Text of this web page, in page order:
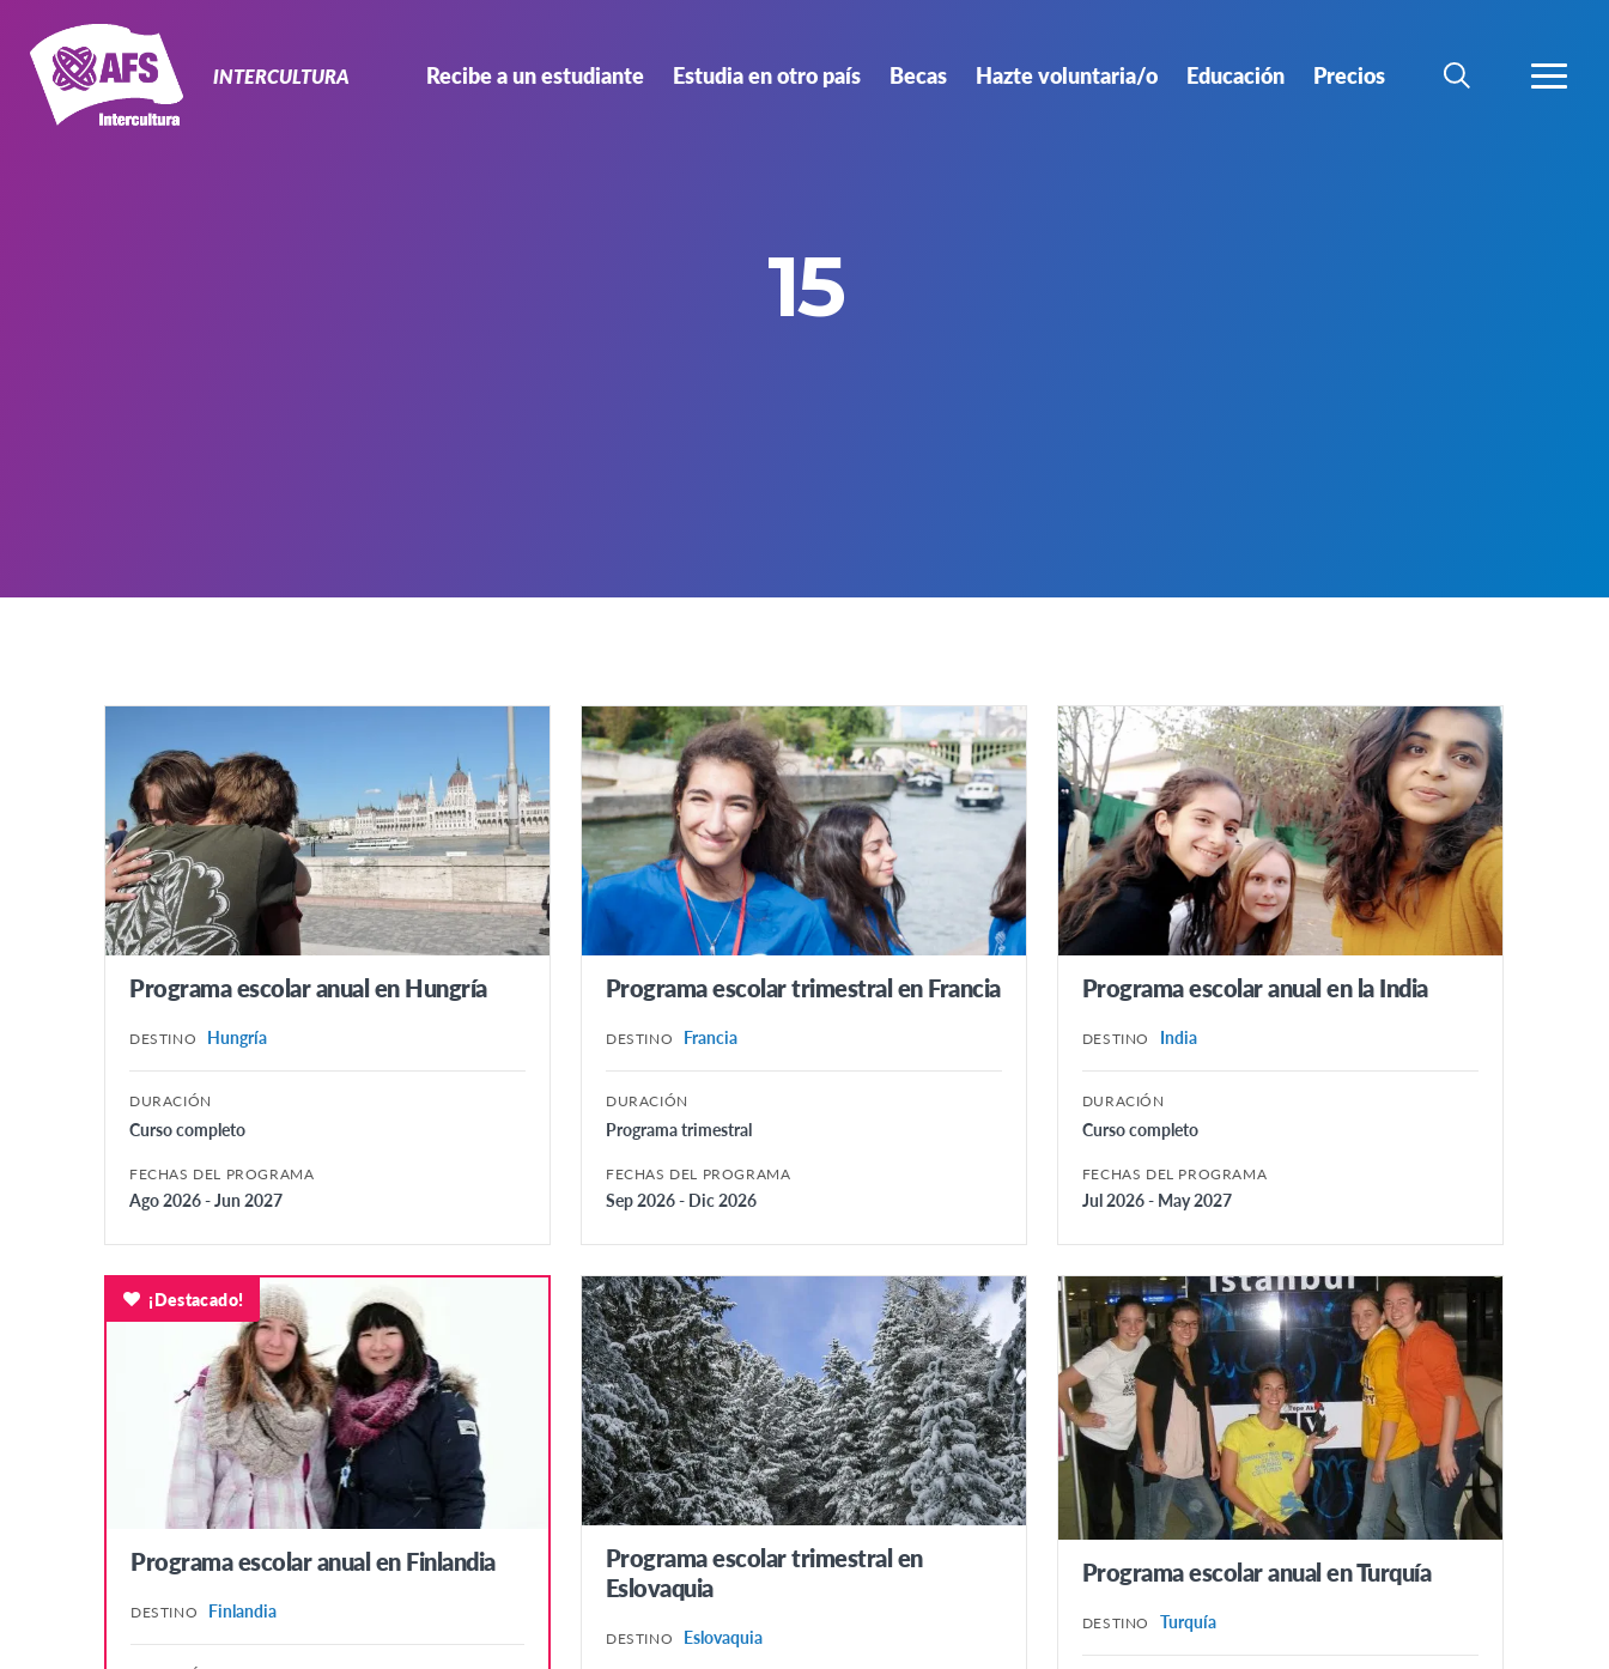
INTERCULTURA Recibe a un estudiante Estudia en otro país Becas Hazte voluntaria/o Educación Precios
BÚSQUEDA
MÁS
15
Programa escolar anual en Hungría
DESTINO Hungría
DURACIÓN
Curso completo
FECHAS DEL PROGRAMA
Ago 2026 - Jun 2027
Programa escolar trimestral en Francia
DESTINO Francia
DURACIÓN
Programa trimestral
FECHAS DEL PROGRAMA
Sep 2026 - Dic 2026
Programa escolar anual en la India
DESTINO India
DURACIÓN
Curso completo
FECHAS DEL PROGRAMA
Jul 2026 - May 2027
Programa escolar anual en Finlandia
DESTINO Finlandia
¡Destacado!
Programa escolar trimestral en
Eslovaquia
DESTINO Eslovaquia
Programa escolar anual en Turquía
DESTINO Turquía